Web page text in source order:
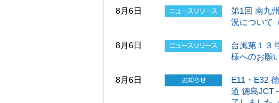
8月6日
第1回 南九
況について
8月6日
台風第１３
様へのお願
8月6日
E11・E32
道 徳島JCT